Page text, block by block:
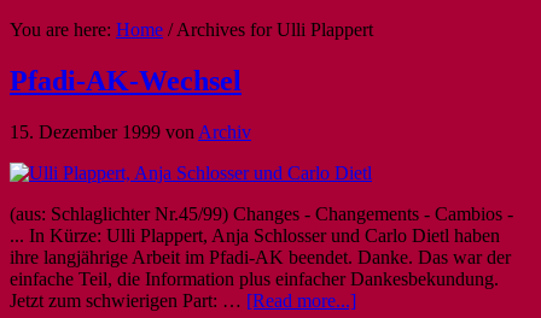
You are here: Home /Archives for Ulli Plappert
Pfadi-AK-Wechsel
15. Dezember 1999 von Archiv
(aus: Schlaglichter Nr.45/99) Changes - Changements - Cambios -
... In Kürze: Ulli Plappert, Anja Schlosser und Carlo Dietl haben
ihre langjährige Arbeit im Pfadi-AK beendet. Danke. Das war der
einfache Teil, die Information plus einfacher Dankesbekundung.
Jetzt zum schwierigen Part: … [Read more...]